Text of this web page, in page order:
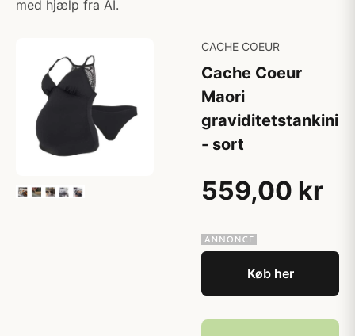
med hjælp fra AI.
CACHE COEUR
Cache Coeur
Maori
graviditetstankini
- sort
559,00 kr
Køb her